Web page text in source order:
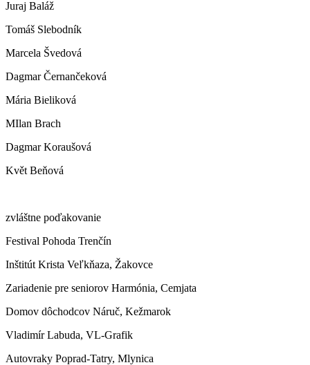
Juraj Baláž
Tomáš Slebodník
Marcela Švedová
Dagmar Černančeková
Mária Bieliková
MIlan Brach
Dagmar Koraušová
Květ Beňová
zvláštne poďakovanie
Festival Pohoda Trenčín
Inštitút Krista Veľkňaza, Žakovce
Zariadenie pre seniorov Harmónia, Cemjata
Domov dôchodcov Náruč, Kežmarok
Vladimír Labuda, VL-Grafik
Autovraky Poprad-Tatry, Mlynica